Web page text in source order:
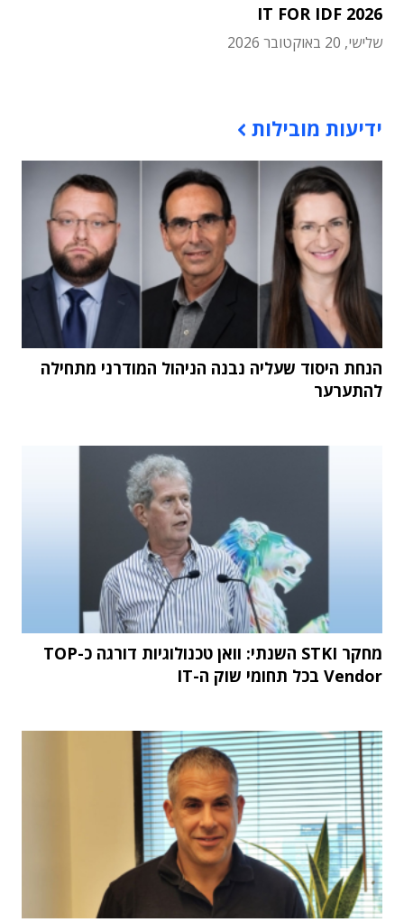
IT FOR IDF 2026
שלישי, 20 באוקטובר 2026
ידיעות מובילות
הנחת היסוד שעליה נבנה הניהול המודרני מתחילה
להתערער
מחקר STKI השנתי: וואן טכנולוגיות דורגה כ-TOP
Vendor בכל תחומי שוק ה-IT